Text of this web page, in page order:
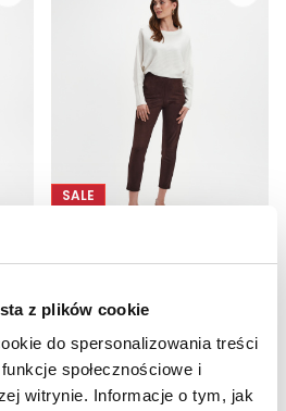
z plików cookie
do spersonalizowania treści
społecznościowe i
witrynie. Informacje o tym, jak
SALE
Eleganckie ciemnobrązowe legginsy
Cena regularna
obniżką99,99 zł